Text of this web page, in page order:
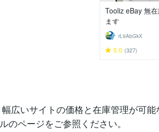
Tooliz eBay 無
ます
rL9AbGkX
5.0 (327)
幅広いサイトの価格と在庫管理が可
ルのページをご参照ください。